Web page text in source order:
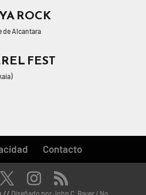
ROCK
de Alcantara
FEST
Contacto
// Diseñado por John C. Bauer / No